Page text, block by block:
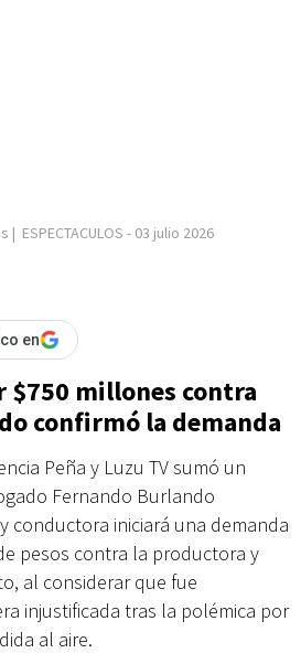
| ESPECTACULOS - 03 julio 2026
en
$750 millones contra
confirmó la demanda
Peña y Luzu TV sumó un
Fernando Burlando
conductora iniciará una demanda
pesos contra la productora y
al considerar que fue
injustificada tras la polémica por
al aire.